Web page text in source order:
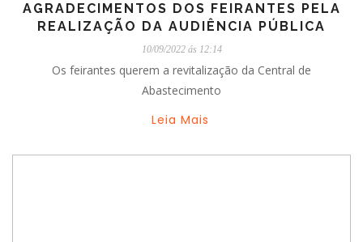
AGRADECIMENTOS DOS FEIRANTES PELA
REALIZAÇÃO DA AUDIÊNCIA PÚBLICA
10/09/2022 ás 12:14
Os feirantes querem a revitalização da Central de
Abastecimento
Leia Mais